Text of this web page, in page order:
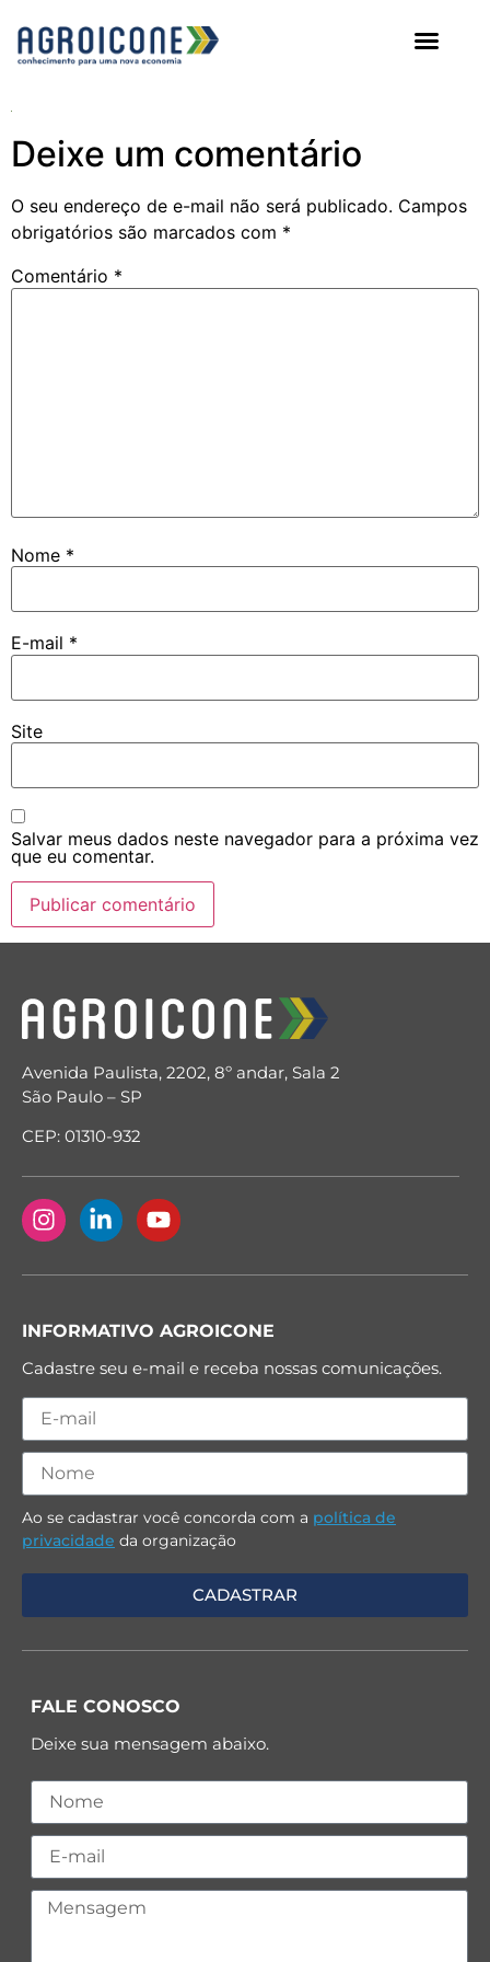
Deixe um comentário
O seu endereço de e-mail não será publicado. Campos
obrigatórios são marcados com *
Comentário *
Nome *
E-mail *
Site
Salvar meus dados neste navegador para a próxima vez
que eu comentar.
Avenida Paulista, 2202, 8º andar, Sala 2
São Paulo – SP
CEP: 01310-932
INFORMATIVO AGROICONE
Cadastre seu e-mail e receba nossas comunicações.
Ao se cadastrar você concorda com a política de
privacidade da organização
FALE CONOSCO
Deixe sua mensagem abaixo.